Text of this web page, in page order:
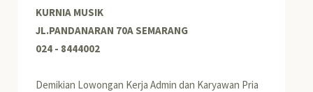
KURNIA MUSIK
JL.PANDANARAN 70A SEMARANG
024 - 8444002
Demikian Lowongan Kerja Admin dan Karyawan Pria